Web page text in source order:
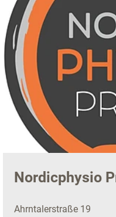
Nordicphysio
Ahrntalerstraße 19